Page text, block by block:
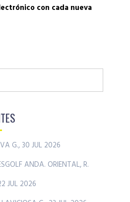
con cada nueva
G., 30 JUL 2026
ANDA. ORIENTAL, R.
JUL 2026